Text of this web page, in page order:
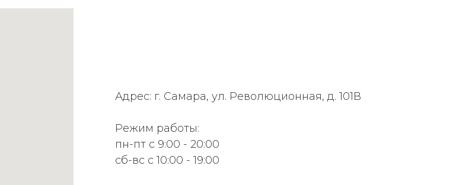
Адрес: г. Самара, ул. Революционная, д. 101В
Режим работы:
пн-пт с 9:00 - 20:00
сб-вс с 10:00 - 19:00